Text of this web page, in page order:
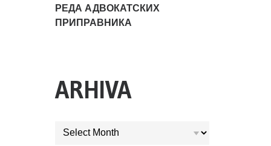
РЕДА АДВОКАТСКИХ
ПРИПРАВНИКА
ARHIVA
ARHIVA